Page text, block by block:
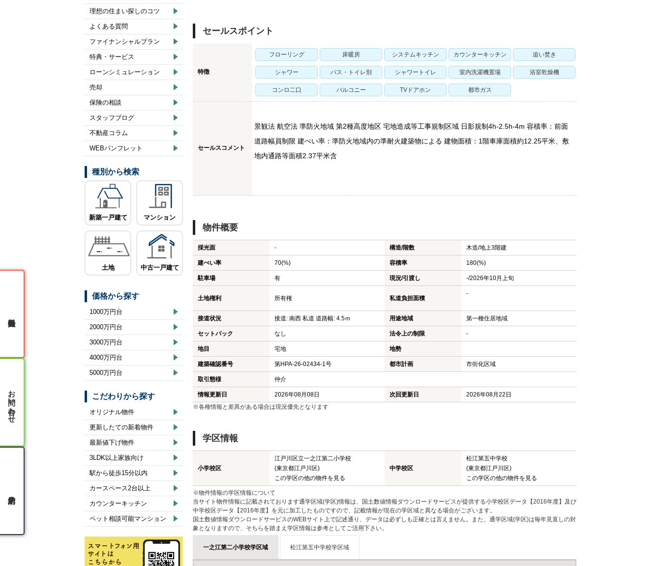
セールスポイント
特徴
フローリング 床暖房 システムキッチン カウンターキッチン 追い焚き
シャワー バス・トイレ別 シャワートイレ 室内洗濯機置場 浴室乾燥機
コンロ二口 バルコニー TVドアホン 都市ガス
セールスコメント
景観法 航空法 準防火地域 第2種高度地区 宅地造成等工事規制区域 日影規制4h-2.5h-4m 容積率：前面
道路幅員制限 建ぺい率：準防火地域内の準耐火建築物による 建物面積：1階車庫面積約12.25平米、敷
地内通路等面積2.37平米含
物件概要
採光面 - 構造/階数 木造/地上3階建
建ぺい率 70(%) 容積率 180(%)
駐車場 有 現況/引渡し -/2026年10月上旬
土地権利 所有権 私道負担面積
-
接道状況 接道: 南西 私道 道路幅: 4.5ｍ 用途地域 第一種住居地域
セットバック なし 法令上の制限 -
地目 宅地 地勢
建築確認番号 第HPA-26-02434-1号 都市計画 市街化区域
取引態様 仲介
情報更新日 2026年08月08日 次回更新日
2026年08月22日
※各種情報と差異がある場合は現況優先となります
学区情報
小学校区
江戸川区立一之江第二小学校
(東京都江戸川区)
この学区の他の物件を見る
中学校区
松江第五中学校
(東京都江戸川区)
この学区の他の物件を見る
※物件情報の学区情報について
当サイト物件情報に記載されております通学区域(学区)情報は、国土数値情報ダウンロードサービスが提供する小学校区データ【2016年度】及び
中学校区データ【2016年度】を元に加工したものですので、記載情報が現在の学区域と異なる場合がございます。
国土数値情報ダウンロードサービスのWEBサイト上で記述通り、データは必ずしも正確とは言えません。また、通学区域(学区)は毎年見直しの対
象となりますので、そちらを踏まえ学区情報は参考としてご活用下さい。
一之江第二小学校学区域 松江第五中学校学区域
理想の住まい探しのコツ
よくある質問
ファイナンシャルプラン
特典・サービス
ローンシミュレーション
売却
保険の相談
スタッフブログ
不動産コラム
WEBパンフレット
種別から検索
新築一戸建て マンション
土地 中古一戸建て
価格から探す
1000万円台
2000万円台
3000万円台
4000万円台
5000万円台
こだわりから探す
オリジナル物件
更新したての新着物件
最新値下げ物件
3LDK以上家族向け
駅から徒歩15分以内
カースペース2台以上
カウンターキッチン
ペット相談可能マンション
お問い合わせ